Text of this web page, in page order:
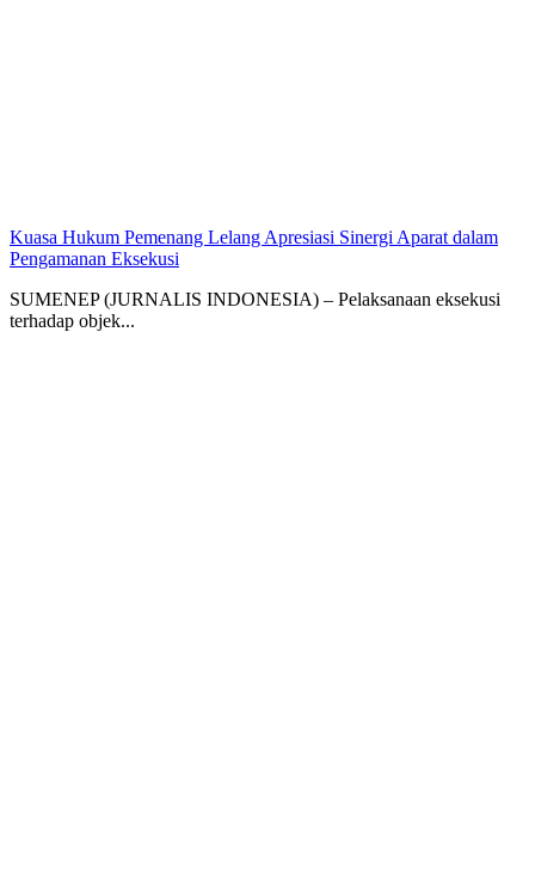
Kuasa Hukum Pemenang Lelang Apresiasi Sinergi Aparat dalam
Pengamanan Eksekusi
SUMENEP (JURNALIS INDONESIA) – Pelaksanaan eksekusi
terhadap objek...